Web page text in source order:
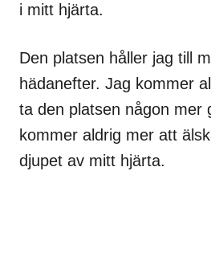
i mitt hjärta.
Den platsen håller jag till
hädanefter. Jag kommer
ta den platsen någon mer
kommer aldrig mer att
djupet av mitt hjärta.